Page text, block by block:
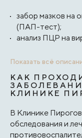
забор мазков на
(ПАП-тест);
анализ ПЦР на
анализ на другие
кольпоскопия;
пробы Шиллера;
выскабливание
показаниям
Показать всё
КАК
КЛИНИКЕ
В Клинике
обследования и